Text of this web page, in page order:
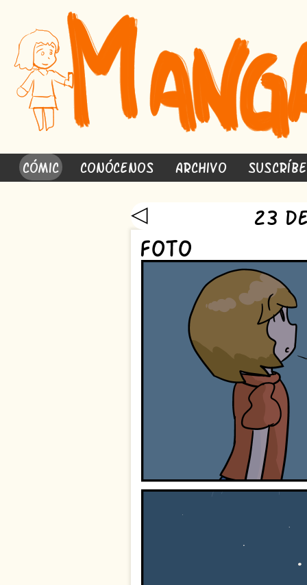
Cómic Conócenos Archivo
◁ 23